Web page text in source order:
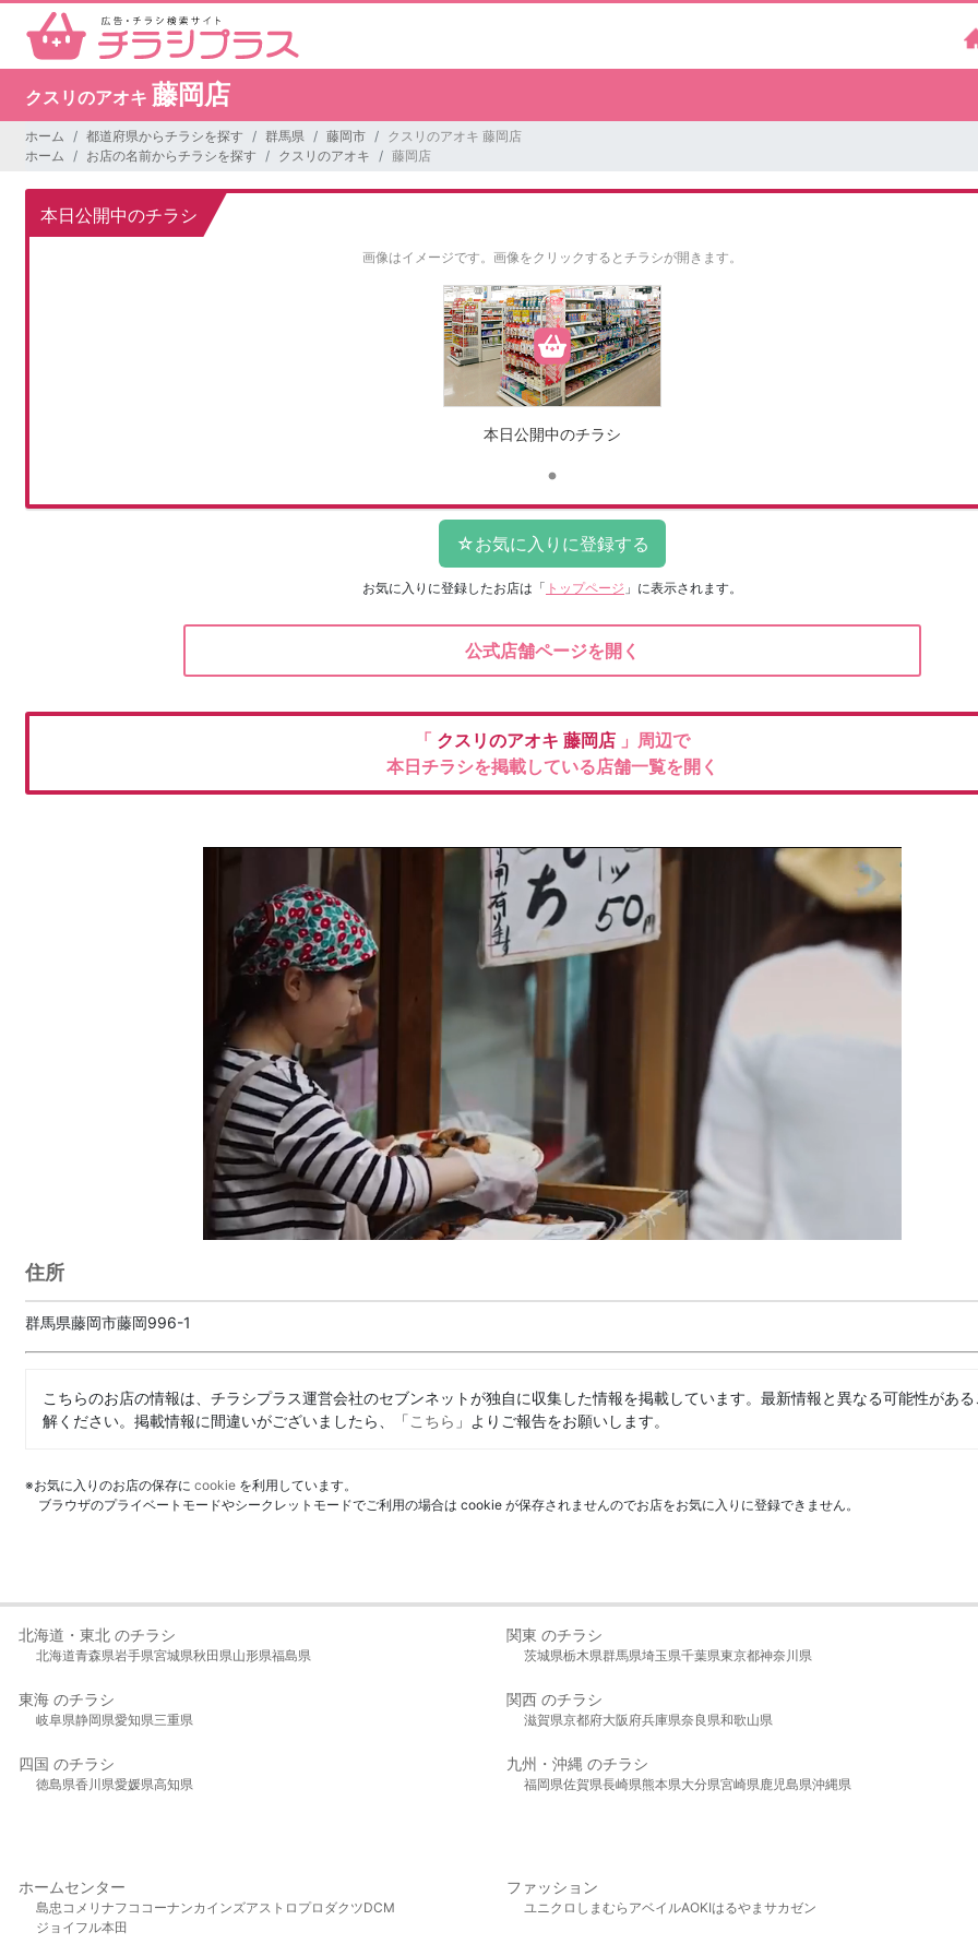
クスリのアオキ 藤岡店
ホーム 都道府県からチラシを探す 群馬県 藤岡市
クスリのアオキ 藤岡店
ホーム
お店の名前からチラシを探す クスリのアオキ 藤岡店
本日公開中のチラシ
画像はイメージです。 画像をクリックするとチラシが開きます。
本日公開中のチラシ
お気に入りに登録したお店は 「 トップページ 」に表示されます。
公式店舗ページを開く
「 クスリのアオキ 藤岡店 」周辺で
本日チラシを掲載している店舗一覧を開く
住所
群馬県藤岡市藤岡996-1
こちらのお店の情報は、チラシプラス運営会社のセブンネットが独自に収集した情報を掲載しています。最新情報と異なる可能性があ
解ください。掲載情報に間違いがございましたら、「こちら 」よりご報告をお願いします。
※お気に入りのお店の保存に cookie を利用しています。
ブラウザのプライベートモードやシークレットモードでご利用の場合は cookie が保存されませんのでお店をお気に入りに登録できません。
北海道・東北 のチラシ
北海道青森県岩手県宮城県秋田県山形県福島県
関東 のチラシ
茨城県栃木県群馬県埼玉県千葉県東京都神奈川県
東海 のチラシ
岐阜県静岡県愛知県三重県
関西 のチラシ
滋賀県京都府大阪府兵庫県奈良県和歌山県
四国 のチラシ
徳島県香川県愛媛県高知県
九州・沖縄 のチラシ
福岡県佐賀県長崎県熊本県大分県宮崎県鹿児島県沖縄県
ホームセンター
島忠 コメリ ナフコ コーナンカインズアストロプロダクツDCM
ジョイフル本田
ファッション
ユニクロ しまむら アベイルAOKIはるやま サカゼン